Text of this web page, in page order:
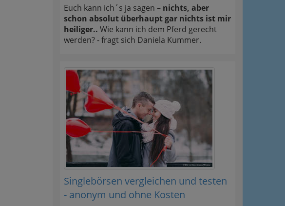
Euch kann ich´s ja sagen – nichts, aber
schon absolut überhaupt gar nichts ist mir
heiliger.. Wie kann ich dem Pferd gerecht
werden? - fragt sich Daniela Kummer.
Singlebörsen vergleichen und testen
- anonym und ohne Kosten